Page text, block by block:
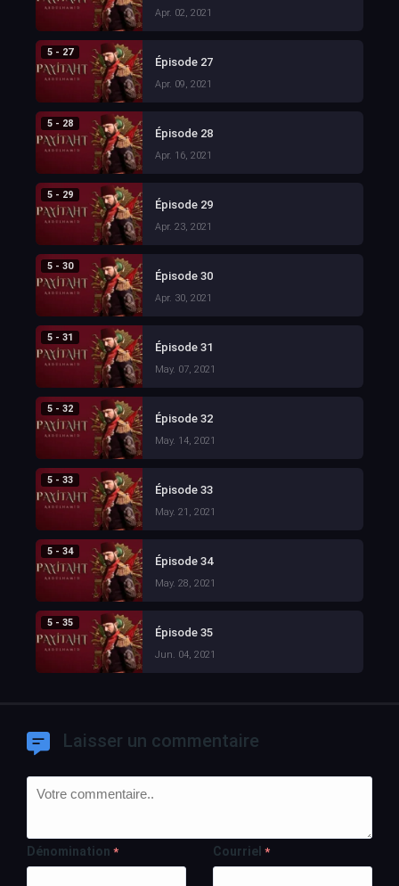
Apr. 02, 2021
5 - 27
Épisode 27
Apr. 09, 2021
5 - 28
Épisode 28
Apr. 16, 2021
5 - 29
Épisode 29
Apr. 23, 2021
5 - 30
Épisode 30
Apr. 30, 2021
5 - 31
Épisode 31
May. 07, 2021
5 - 32
Épisode 32
May. 14, 2021
5 - 33
Épisode 33
May. 21, 2021
5 - 34
Épisode 34
May. 28, 2021
5 - 35
Épisode 35
Jun. 04, 2021
Laisser un commentaire
Dénomination * Courriel *